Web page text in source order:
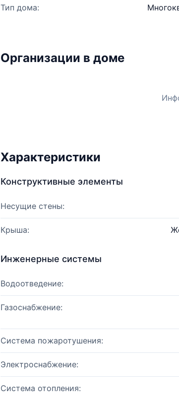
Тип дома:
Организации в доме
Характеристики
Конструктивные элементы
Несущие стены:
Крыша:
Инженерные системы
Водоотведение:
Газоснабжение:
Система пожаротушения:
Электроснабжение:
Система отопления: